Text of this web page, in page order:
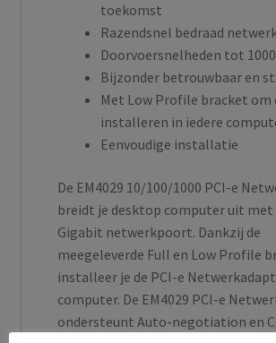
toekomst
Razendsnel bedraad
Doorvoersnelheden tot
Bijzonder betrouwbaar en
Met Low Profile bracket om
installeren in iedere
Eenvoudige installatie
De EM4029 10/100/1000 PCI-e
breidt je desktop computer uit met
Gigabit netwerkpoort. Dankzij de
meegeleverde Full en Low Profile
installeer je de PCI-e
computer. De EM4029 PCI-e
ondersteunt Auto-negotiation en